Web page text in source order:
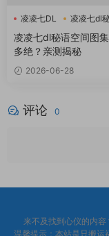
凌凌七DL 凌凌七dl
凌凌七dl秘语空间图
多绝？亲测揭秘
2026-06-28
评论 0
来不及找到心仪的内容
温馨提示：本站是只搬运